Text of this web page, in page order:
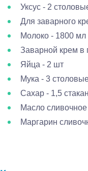
Уксус - 2
Для заварного
Молоко - 1800 мл
Заварной крем в
Яйца - 2 шт
Мука - 3
Сахар - 1,5
Масло
Маргарин